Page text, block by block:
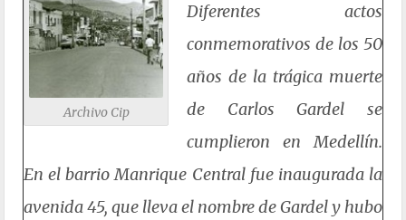
Archivo Cip
Diferentes actos
conmemorativos de los 50
años de la trágica muerte
de Carlos Gardel se
cumplieron en Medellín.
En el barrio Manrique Central fue inaugurada la
avenida 45, que lleva el nombre de Gardel y hubo